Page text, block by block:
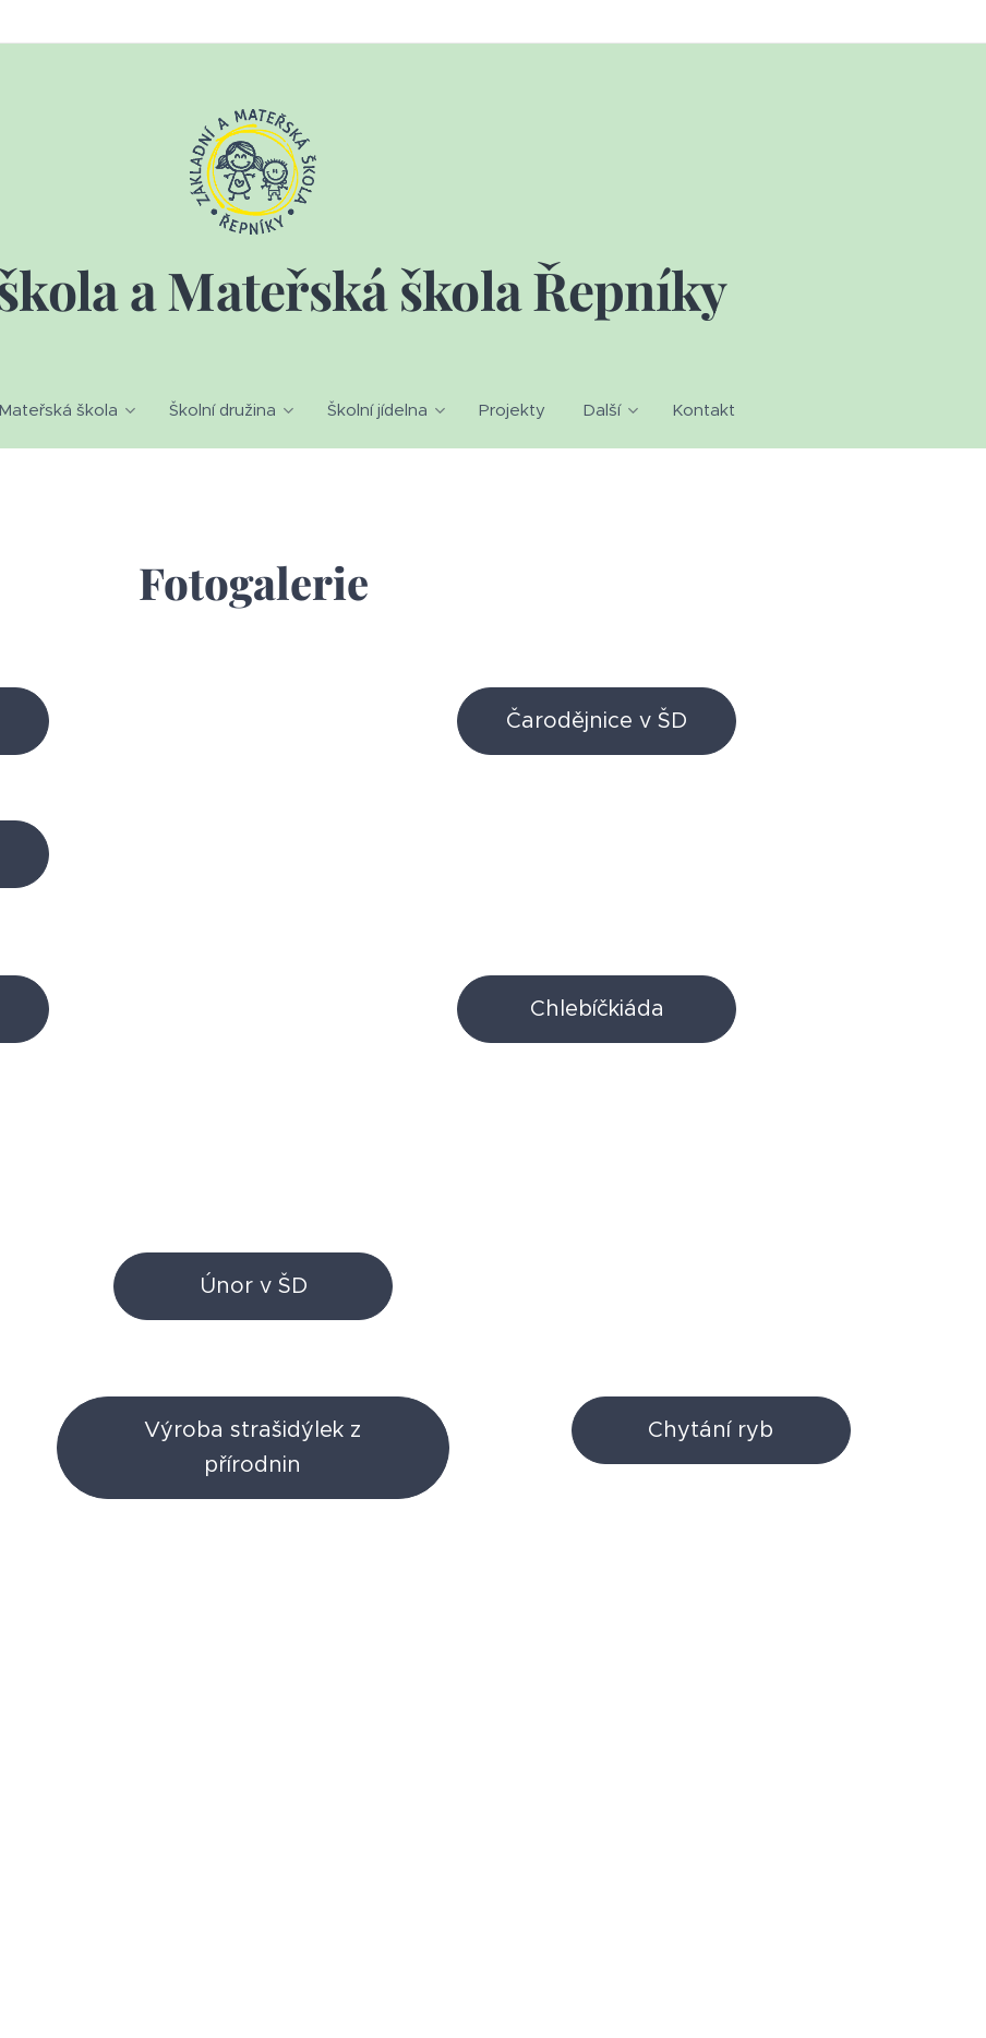
a Mateřská škola Řepníky
Mateřská škola Školní družina Školní jídelna Projekty Další Kontakt
Fotogalerie
Čarodějnice v ŠD
Chlebíčkiáda
Únor v ŠD
Výroba strašidýlek z
přírodnin
Chytání ryb